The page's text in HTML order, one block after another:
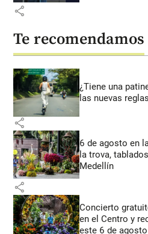
share
Te recomendamos
¿Tiene una
las nuevas
share
6 de agosto en
la trova,
Medellín
share
Concierto
en el Centro y
este 6 de